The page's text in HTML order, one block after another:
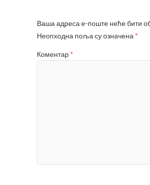
Ваша адреса е-поште неће бити
Неопходна поља су означена *
Коментар *